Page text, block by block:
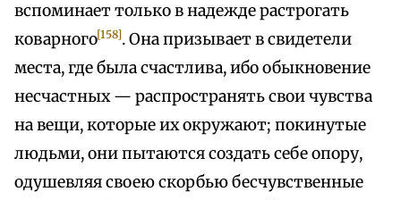
вспоминает только в надежде растрогать
коварного[158]. Она призывает в свидетели
места, где была счастлива, ибо обыкновение
несчастных — распространять свои чувства
на вещи, которые их окружают; покинутые
людьми, они пытаются создать себе опору,
одушевляя своею скорбью бесчувственные